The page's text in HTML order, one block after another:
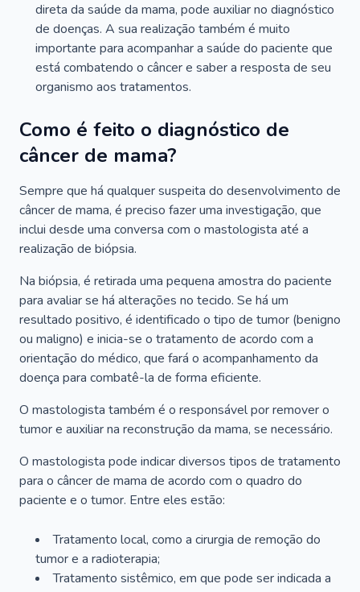
direta da saúde da mama, pode auxiliar no diagnóstico
de doenças. A sua realização também é muito
importante para acompanhar a saúde do paciente que
está combatendo o câncer e saber a resposta de seu
organismo aos tratamentos.
Como é feito o diagnóstico de
câncer de mama?
Sempre que há qualquer suspeita do desenvolvimento de
câncer de mama, é preciso fazer uma investigação, que
inclui desde uma conversa com o mastologista até a
realização de biópsia.
Na biópsia, é retirada uma pequena amostra do paciente
para avaliar se há alterações no tecido. Se há um
resultado positivo, é identificado o tipo de tumor (benigno
ou maligno) e inicia-se o tratamento de acordo com a
orientação do médico, que fará o acompanhamento da
doença para combatê-la de forma eficiente.
O mastologista também é o responsável por remover o
tumor e auxiliar na reconstrução da mama, se necessário.
O mastologista pode indicar diversos tipos de tratamento
para o câncer de mama de acordo com o quadro do
paciente e o tumor. Entre eles estão:
Tratamento local, como a cirurgia de remoção do
tumor e a radioterapia;
Tratamento sistêmico, em que pode ser indicada a